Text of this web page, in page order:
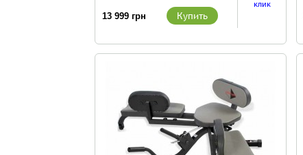
13 999 грн Купить
клик